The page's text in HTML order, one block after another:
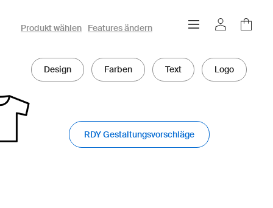
owayo 3D-Konfigurator
Produkt wählen Features ändern
Design Farben Text Logo
RDY Gestaltungsvorschläge